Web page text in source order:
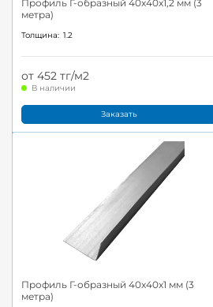
Профиль Г-образный 40x40x1,2 мм (3
метра)
Толщина: 1.2
от 452 тг/м2
В наличии
Заказать
Профиль Г-образный 40x40x1 мм (3
метра)